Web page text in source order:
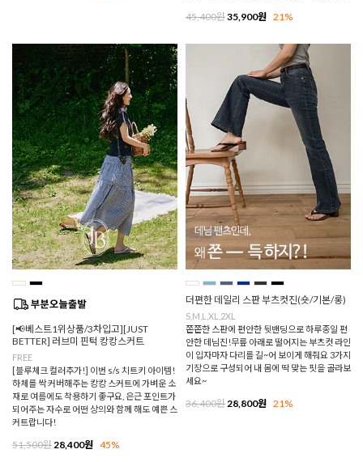
45,400원35,900원 21%
[📢베스트1위상품/3차입고][JUST
BETTER] 러브미 핀턱 캉캉스커트
FREE
[블루체크 컬러추가!] 이번 s/s 치트키 아이템!
하체를 싹 커버해주는 캉캉 스커트에 가벼운 소
재로 여름에도 착용하기 좋구요, 은근 포인트가
되어주는 자수로 어떤 상의와 함께 해도 예쁜 스
커트랍니다!
51,500원 28,400원 45%
더편한 데일리 스판 부츠컷진(숏/기본/롱)
S,M,L,XL,2XL
쫀쫀한 스판에 편안한 뒷밴딩으로 하루종일 편
안한 데님진!무릎 아래로 떨어지는 부츠컷 라인
이 입자마자 다리를 길~어 보이게 해줘요 3가지
기장으로 구성되어 내 몸에 딱 맞는 핏을 골라보
세요~
36,400원 28,800원 21%